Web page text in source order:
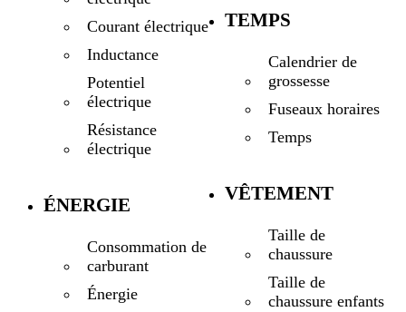
Courant électrique
Inductance
Potentiel
électrique
Résistance
électrique
ÉNERGIE
Consommation de
carburant
Énergie
TEMPS
Calendrier de
grossesse
Fuseaux horaires
Temps
VÊTEMENT
Taille de
chaussure
Taille de
chaussure enfants